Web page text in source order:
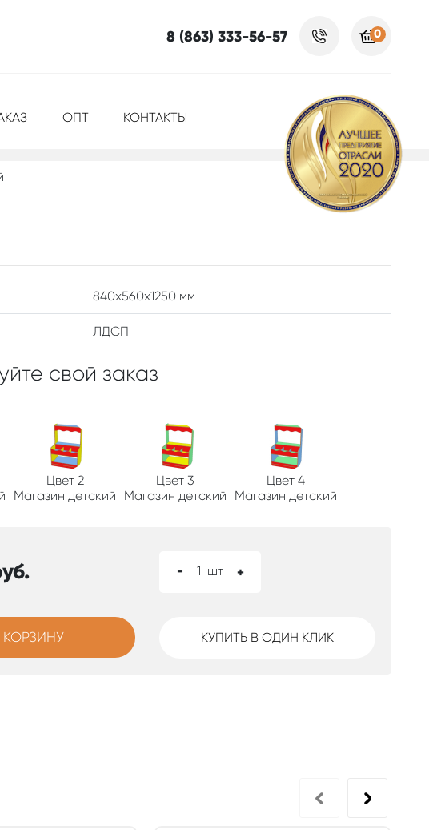
8 (863) 333-56-57 0
ОПТ КОНТАКТЫ
840x560x1250 мм
ЛДСП
свой заказ
Цвет 2
Магазин детский
Цвет 3
Магазин детский
Цвет 4
Магазин детский
- 1 шт +
КОРЗИНУ КУПИТЬ В ОДИН КЛИК